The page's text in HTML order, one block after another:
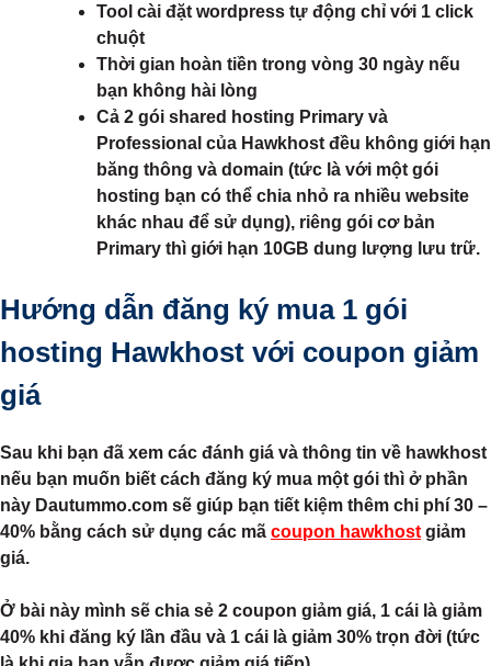
Tool cài đặt wordpress tự động chỉ với 1 click
chuột
Thời gian hoàn tiền trong vòng 30 ngày nếu
bạn không hài lòng
Cả 2 gói shared hosting Primary và
Professional của Hawkhost đều không giới hạn
băng thông và domain (tức là với một gói
hosting bạn có thể chia nhỏ ra nhiều website
khác nhau để sử dụng), riêng gói cơ bản
Primary thì giới hạn 10GB dung lượng lưu trữ.
Hướng dẫn đăng ký mua 1 gói
hosting Hawkhost với coupon giảm
giá
Sau khi bạn đã xem các đánh giá và thông tin về hawkhost
nếu bạn muốn biết cách đăng ký mua một gói thì ở phần
này Dautummo.com sẽ giúp bạn tiết kiệm thêm chi phí 30 –
40% bằng cách sử dụng các mã coupon hawkhost giảm
giá.
Ở bài này mình sẽ chia sẻ 2 coupon giảm giá, 1 cái là giảm
40% khi đăng ký lần đầu và 1 cái là giảm 30% trọn đời (tức